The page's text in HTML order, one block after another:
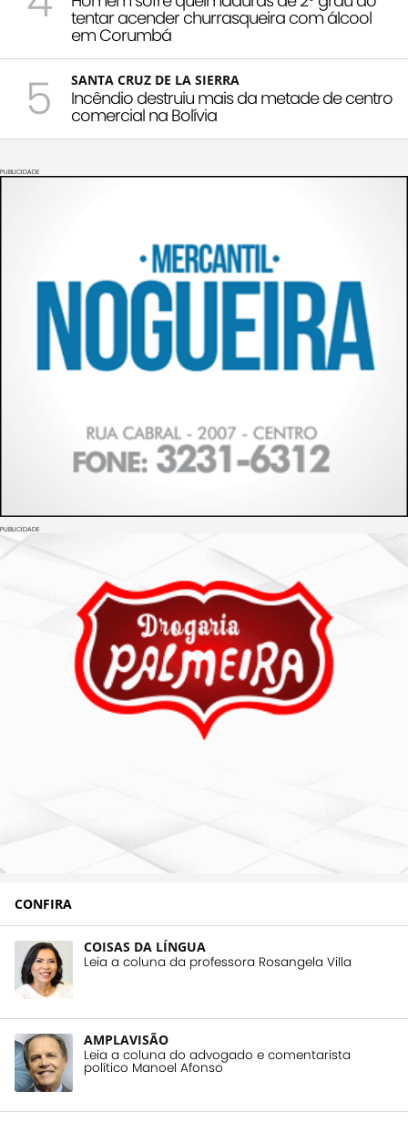
tentar acender churrasqueira com álcool
em Corumbá
5 SANTA CRUZ DE LA SIERRA
Incêndio destruiu mais da metade de centro
comercial na Bolívia
PUBLICIDADE
PUBLICIDADE
CONFIRA
COISAS DA LÍNGUA
Leia a coluna da professora Rosangela Villa
AMPLAVISÃO
Leia a coluna do advogado e comentarista
político Manoel Afonso